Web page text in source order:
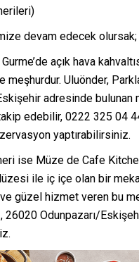
devam edecek olursak;
açık hava
meşhurdur. Uluönder,
adresinde bulunan
edebilir, 0222 325 04
yaptırabilirsiniz.
ise Müze de Cafe
ile iç içe olan bir
güzel hizmet veren bu
26020 Odunpazarı/